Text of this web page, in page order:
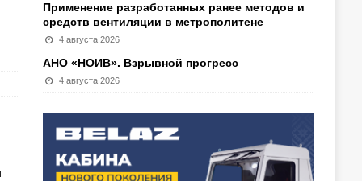
Применение разработанных ранее методов и
средств вентиляции в метрополитене
4 августа 2026
АНО «НОИВ». Взрывной прогресс
4 августа 2026